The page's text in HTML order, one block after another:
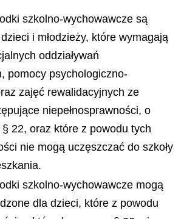
szkolno-wychowawcze są
i młodzieży, które wymagają
oddziaływań
pomocy psychologiczno-
zajęć rewalidacyjnych ze
niepełnosprawności, o
22, oraz które z powodu tych
nie mogą uczęszczać do szkoły
szkolno-wychowawcze mogą
dla dzieci, które z powodu